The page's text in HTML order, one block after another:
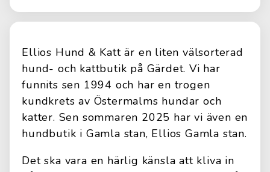
Ellios Hund & Katt är en liten välsorterad
hund- och kattbutik på Gärdet. Vi har
funnits sen 1994 och har en trogen
kundkrets av Östermalms hundar och
katter. Sen sommaren 2025 har vi även en
hundbutik i Gamla stan, Ellios Gamla stan.
Det ska vara en härlig känsla att kliva in